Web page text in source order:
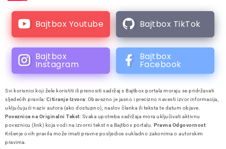
Bajtbox Youtube Bajtbox TikTok
Bajtbox
Instagram
Bajtbox
Facebook
Svi korisnici koji žele koristiti ili prenositi sadržaj s Bajtbox portala moraju se pridržavati
sljedećih pravila: Citiranje Izvora: Obavezno je jasno i precizno navesti izvor informacija,
uključujući naziv autora (ako dostupno), naslov članka ili teksta te datum objave.
Poveznica na Originalni Tekst: Svaka upotreba sadržaja mora uključivati aktivnu
poveznicu (link) koja vodi na izvorni tekst na Bajtbox portalu. Pravna Odgovornost:
Kršenje ovih pravila može imati pravne posljedice sukladno zakonima o autorskim
pravima.